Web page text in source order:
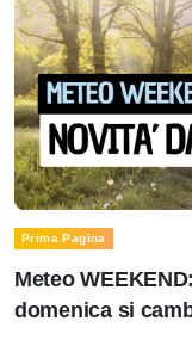
Prima Pagina
Meteo
domenica si